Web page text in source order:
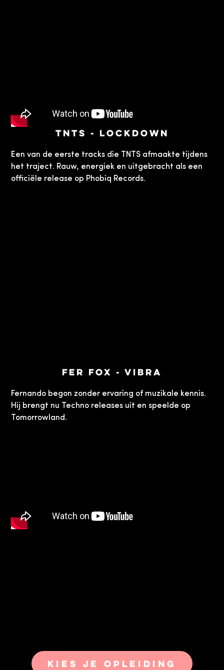
TNTS - Lockdown
Een van de eerste tracks die TNTS afmaakte tijdens
het traject. Rauw, energiek en uitgebracht als een
officiële release op Phobiq Records.
Fer Fox - Vibra
Fernando begon zonder ervaring of muzikale kennis.
Hij brengt nu Techno releases uit en speelde op
Tomorrowland.
KIES JE OPLEIDING